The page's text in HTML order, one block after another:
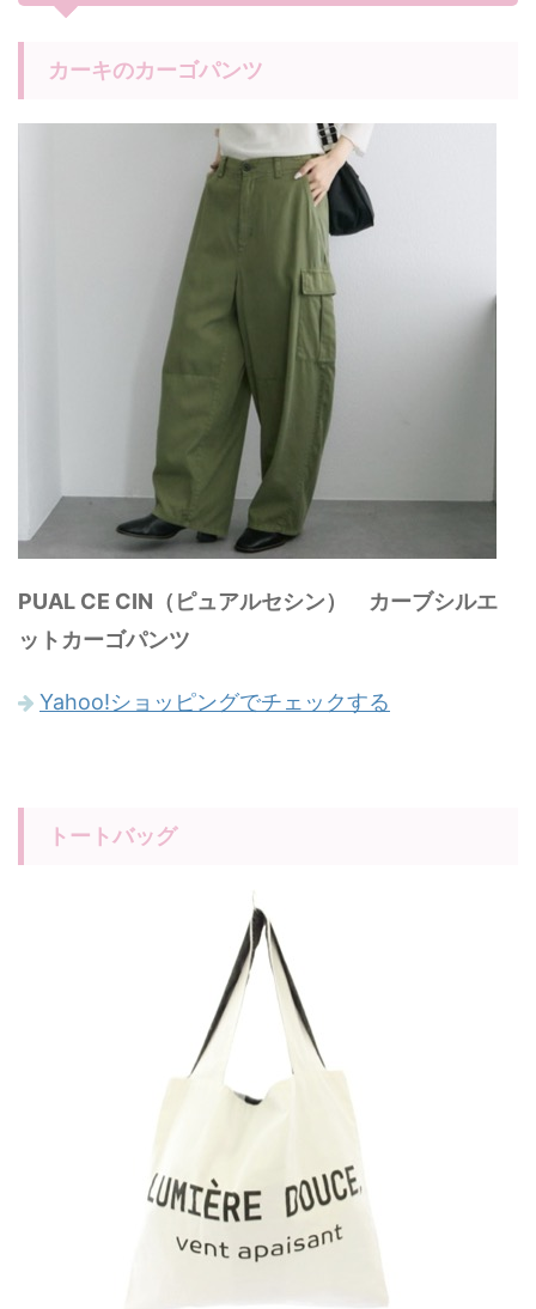
カーキのカーゴパンツ
PUAL CE CIN（ピュアルセシン） カーブシルエ
ットカーゴパンツ
Yahoo!ショッピングでチェックする
トートバッグ